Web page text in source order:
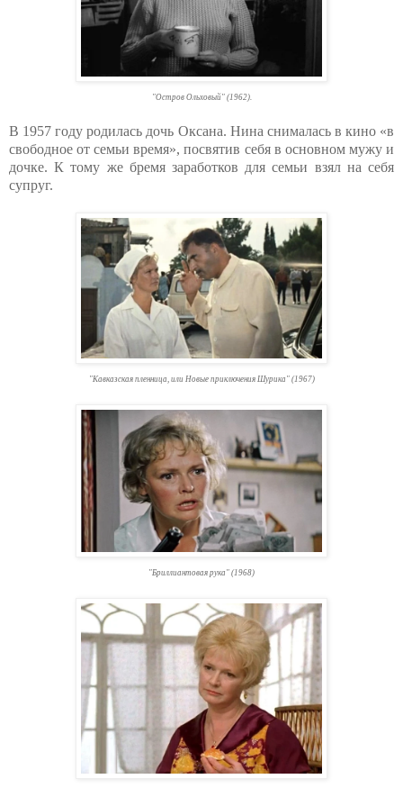
"Остров Ольховый" (1962).
В 1957 году родилась дочь Оксана. Нина снималась в кино «в
свободное от семьи время», посвятив себя в основном мужу и
дочке. К тому же бремя заработков для семьи взял на себя
супруг.
"Кавказская пленница, или Новые приключения Шурика" (1967)
"Бриллиантовая рука" (1968)